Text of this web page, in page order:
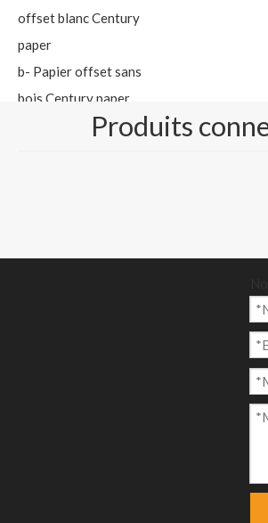
offset blanc Century
paper
b- Papier offset sans
bois Century paper
c- Papier offset
500 feuilles/rame, ou
Produits